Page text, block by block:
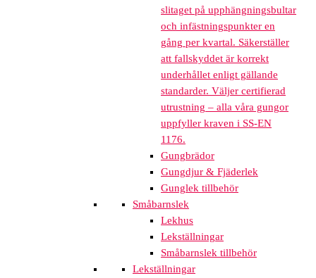
slitaget på upphängningsbultar
och infästningspunkter en
gång per kvartal. Säkerställer
att fallskyddet är korrekt
underhållet enligt gällande
standarder. Väljer certifierad
utrustning – alla våra gungor
uppfyller kraven i SS-EN
1176.
Gungbrädor
Gungdjur & Fjäderlek
Gunglek tillbehör
Småbarnslek
Lekhus
Lekställningar
Småbarnslek tillbehör
Lekställningar